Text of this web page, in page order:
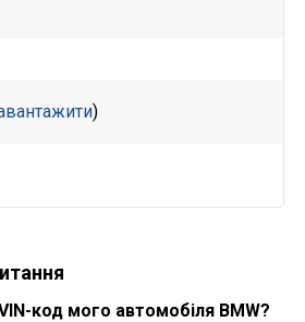
)
код мого автомобіля BMW?